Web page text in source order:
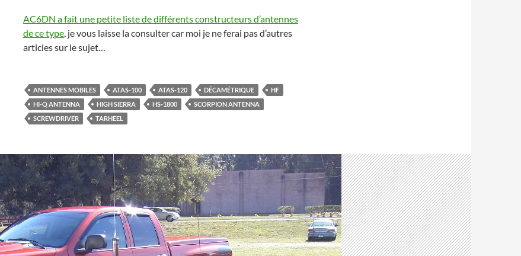
AC6DN a fait une petite liste de différents constructeurs d’antennes
de ce type, je vous laisse la consulter car moi je ne ferai pas d’autres
articles sur le sujet…
ANTENNES MOBILES ATAS-100 ATAS-120 DÉCAMÉTRIQUE
HF
HI-Q ANTENNA
HIGH SIERRA HS-1800
SCORPION ANTENNA
SCREWDRIVER
TARHEEL